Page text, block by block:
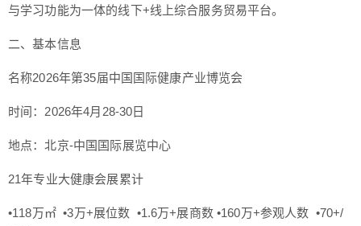
与学习功能为一体的线下+线上综合服务贸易平台。
二、基本信息
名称2026年第35届中国国际健康产业博览会
时间：2026年4月28-30日
地点：北京-中国国际展览中心
21年专业大健康会展累计
•118万㎡ •3万+展位数 •1.6万+展商数 •160万+参观人数 •70+/